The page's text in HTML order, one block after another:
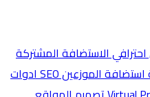
احترافيالاستضافة المشتركة
استضافة الموزعينSEO ادوات